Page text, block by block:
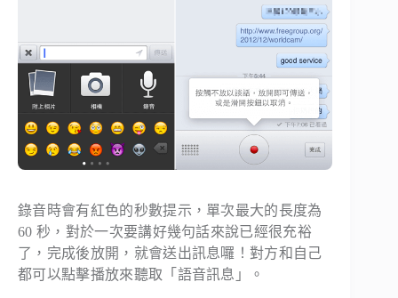
錄音時會有紅色的秒數提示，單次最大的長度為
60 秒，對於一次要講好幾句話來說已經很充裕
了，完成後放開，就會送出訊息囉！對方和自己
都可以點擊播放來聽取「語音訊息」。